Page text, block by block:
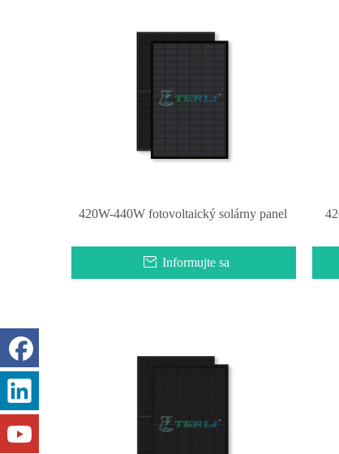
420W-440W fotovoltaický solárny panel
Informujte sa